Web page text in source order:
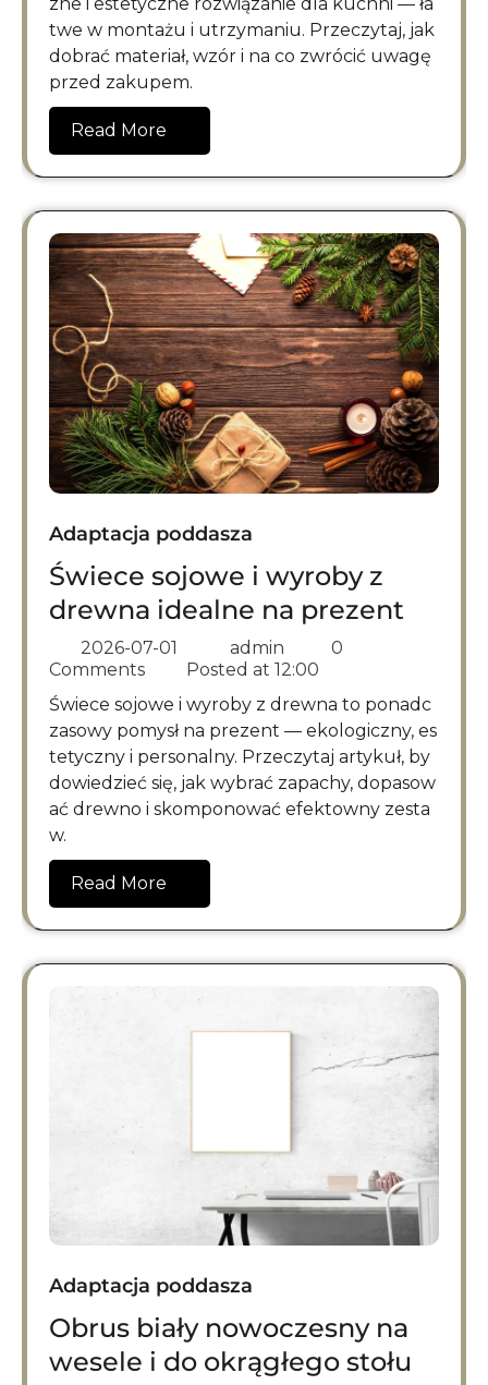
twe w montażu i utrzymaniu. Przeczytaj, jak
dobrać materiał, wzór i na co zwrócić uwagę
przed zakupem.
Read More
Adaptacja poddasza
Świece sojowe i wyroby z
drewna idealne na prezent
2026-07-01 admin
0
Comments
Posted at 12:00
Świece sojowe i wyroby z drewna to ponadc
zasowy pomysł na prezent — ekologiczny, es
tetyczny i personalny. Przeczytaj artykuł, by
dowiedzieć się, jak wybrać zapachy, dopasow
ać drewno i skomponować efektowny zesta
w.
Read More
Adaptacja poddasza
Obrus biały nowoczesny na
wesele i do okrągłego stołu